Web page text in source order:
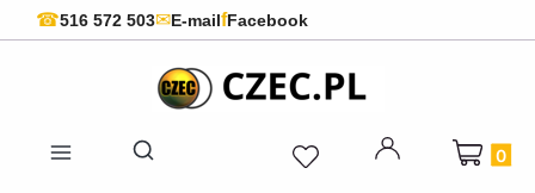
☎516 572 503✉E-mailfFacebook
Otwórz wyszukiwarkę
Produkty